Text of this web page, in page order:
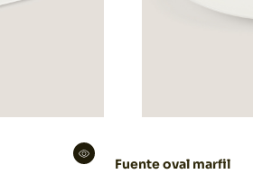
Fuente oval marfil